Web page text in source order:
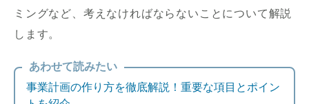
ミングなど、考えなければならないことについて解説
します。
あわせて読みたい
事業計画の作り方を徹底解説！重要な項目とポイン